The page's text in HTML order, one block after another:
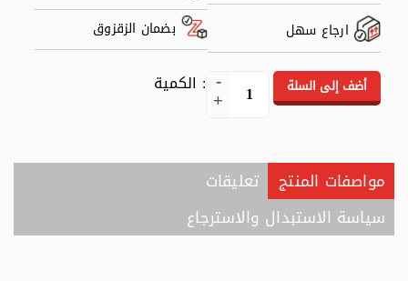
ارجاع سهل
بضمان الزقزوق
: الكمية أضف إلى السلة
مواصفات المنتج
تعليقات
سياسة الاستبدال والاسترجاع